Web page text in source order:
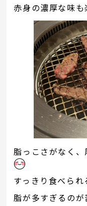
赤身の濃厚な味
脂っこさがなく
すっきり食べられ
脂が多すぎるの